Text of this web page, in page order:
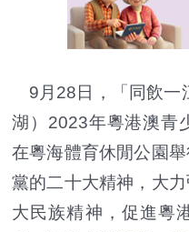
9月28日，「同飲一
湖）2023年粵港澳青
在粵海體育休閒公園
黨的二十大精神，大
大民族精神，促進粵